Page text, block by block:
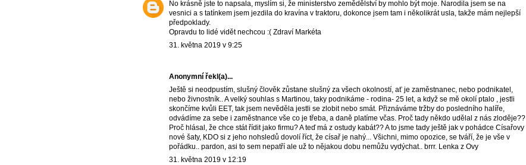
No krásně jste to napsala, myslím si, že ministerstvo zemědělství by mohlo být moje. Narodila jsem se na
vesnici a s tatínkem jsem jezdila do kravína v traktoru, dokonce jsem tam i několikrát usla, takže mám nejlepší
předpoklady.
Opravdu to lidé vidět nechcou :( Zdraví Markéta
31. května 2019 v 9:25
Anonymní řekl(a)...
Ještě si neodpustím, slušný člověk zůstane slušný za všech okolností, ať je zaměstnanec, nebo podnikatel,
nebo živnostník.. A velký souhlas s Martinou, taky podnikáme - rodina- 25 let, a když se mě okolí ptalo , jestli
skončíme kvůli EET, tak jsem nevěděla jestli se zlobit nebo smát. Přiznáváme tržby do posledního halíře,
odvádíme za sebe i zaměstnance vše co je třeba, a daně platíme včas. Proč tady někdo udělal z nás zloděje??
Proč hlásal, že chce stát řídit jako firmu? A teď má z ostudy kabát?? A to jsme tady ještě jak v pohádce Císařovy
nové šaty, KDO si z jeho nohsledů dovolí říct, že císař je nahý... Všichni, mimo opozice, se tváří, že je vše v
pořádku.. pardon, asi to sem nepatří ale už to nějakou dobu nemůžu vydýchat.. brrr. Lenka z Ovy
31. května 2019 v 12:19